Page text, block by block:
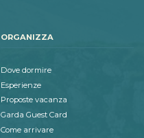
ORGANIZZA
Dove dormire
Esperienze
Proposte vacanza
Garda Guest Card
Come arrivare